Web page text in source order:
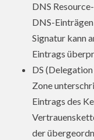
DNS
DNS-
Signatur kann
Eintrags
DS
Zone
Eintrags des
der